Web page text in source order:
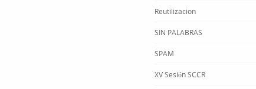
Reutilizacion
SIN PALABRAS
SPAM
XV Sesión SCCR